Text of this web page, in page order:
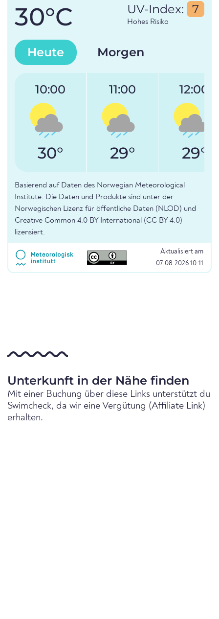
30°C UV-Index: 7
Hohes Risiko
Heute Morgen
10:00
30°
11:00
29°
12:00
29°
Basierend auf Daten des Norwegian Meteorological
Institute. Die Daten und Produkte sind unter der
Norwegischen Lizenz für öffentliche Daten (NLOD) und
Creative Common 4.0 BY International (CC BY 4.0)
lizensiert.
Aktualisiert am
07.08.2026 10:11
Unterkunft in der Nähe finden
Mit einer Buchung über diese Links unterstützt du
Swimcheck, da wir eine Vergütung (Affiliate Link)
erhalten.